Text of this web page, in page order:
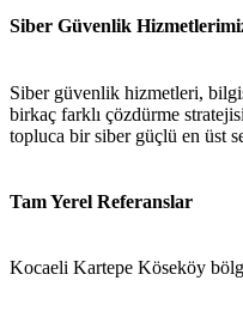
Siber Güvenlik
Siber güvenlik hizmetleri,
birkaç farklı çözdürme
topluca bir siber güçlü en üst
Tam Yerel Referanslar
Kocaeli Kartepe Köseköy